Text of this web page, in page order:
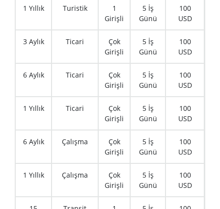
1 Yıllık Turistik
1
Girişli
5 İş
Günü
100
USD
3 Aylık Ticari
Çok
Girişli
5 İş
Günü
100
USD
6 Aylık Ticari
Çok
Girişli
5 İş
Günü
100
USD
1 Yıllık Ticari
Çok
Girişli
5 İş
Günü
100
USD
6 Aylık Çalışma
Çok
Girişli
5 İş
Günü
100
USD
1 Yıllık Çalışma
Çok
Girişli
5 İş
Günü
100
USD